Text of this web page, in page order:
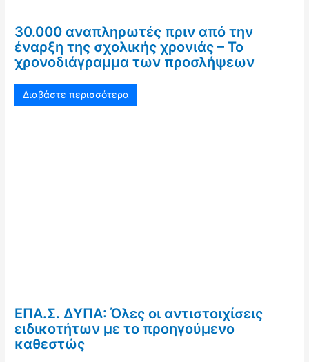
30.000 αναπληρωτές πριν από την
έναρξη της σχολικής χρονιάς – Το
χρονοδιάγραμμα των προσλήψεων
Διαβάστε περισσότερα
ΕΠΑ.Σ. ΔΥΠΑ: Όλες οι αντιστοιχίσεις
ειδικοτήτων με το προηγούμενο
καθεστώς